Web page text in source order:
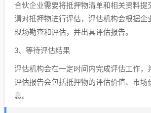
合伙企业需要将抵押物清单和相关资料提
请对抵押物进行评估，评估机构会根据企
现场勘查和评估，并出具评估报告。
3、等待评估结果
评估机构会在一定时间内完成评估工作，
评估报告会包括抵押物的评估价值、市场
息。